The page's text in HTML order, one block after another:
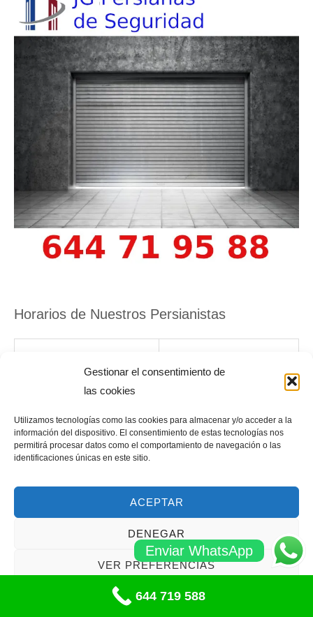
Gestionar el consentimiento de
las cookies
Utilizamos tecnologías como las cookies para almacenar y/o acceder a la
información del dispositivo. El consentimiento de estas tecnologías nos
permitirá procesar datos como el comportamiento de navegación o las
identificaciones únicas en este sitio.
ACEPTAR
DENEGAR
VER PREFERENCIAS
Política de cookies
Horarios de Nuestros Persianistas
Martes 24 Horas
Miércoles
24 Horas
24 Horas
24 Horas
24 Horas
Enviar WhatsApp
644 719 588